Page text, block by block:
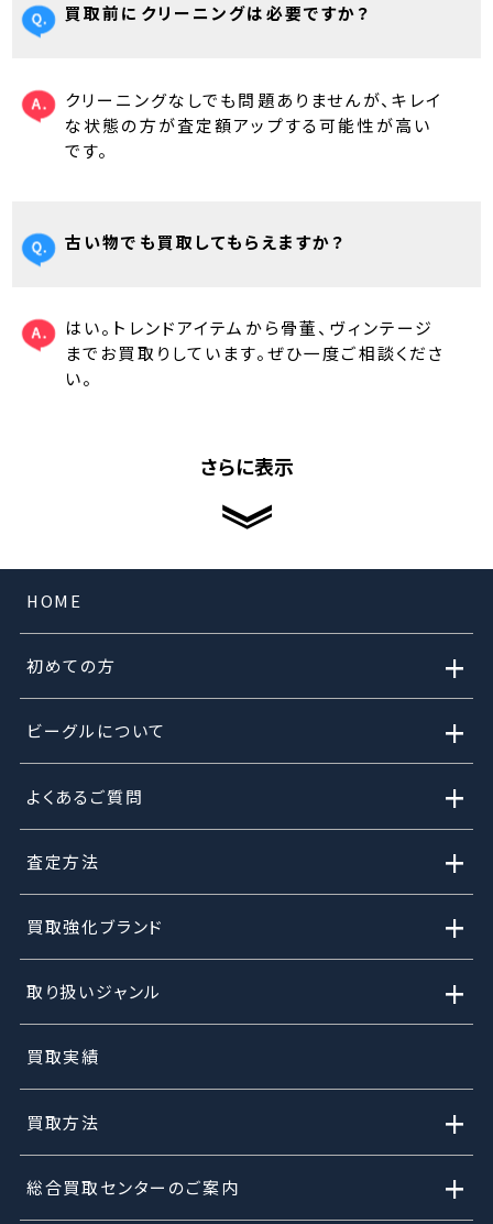
買取前にクリーニングは必要ですか？
クリーニングなしでも問題ありませんが、キレイ
な状態の方が査定額アップする可能性が高い
です。
古い物でも買取してもらえますか？
はい。トレンドアイテムから骨董、ヴィンテージ
までお買取りしています。ぜひ一度ご相談くださ
い。
さらに表示
HOME
初めての方 +
ビーグルについて +
よくあるご質問 +
査定方法 +
買取強化ブランド +
取り扱いジャンル +
買取実績
買取方法 +
総合買取センターのご案内 +